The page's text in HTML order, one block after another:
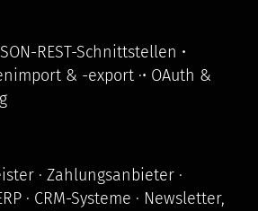
REST-Schnittstellen •
& -export ·• OAuth &
· Zahlungsanbieter ·
· CRM-Systeme · Newsletter,